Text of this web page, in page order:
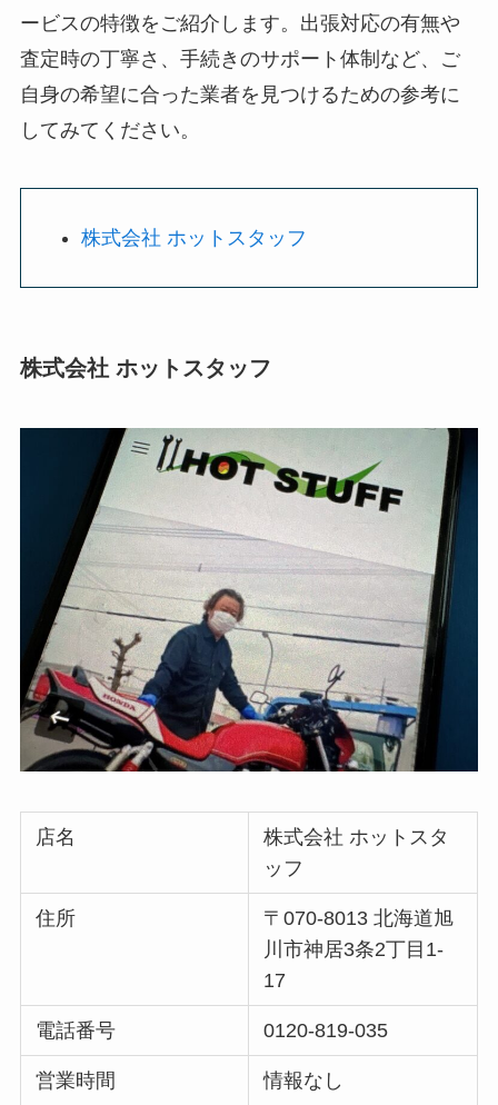
ービスの特徴をご紹介します。出張対応の有無や
査定時の丁寧さ、手続きのサポート体制など、ご
自身の希望に合った業者を見つけるための参考に
してみてください。
株式会社 ホットスタッフ
株式会社 ホットスタッフ
店名
株式会社 ホットスタ
ッフ
住所
〒070-8013 北海道旭
川市神居3条2丁目1-
17
電話番号 0120-819-035
営業時間 情報なし